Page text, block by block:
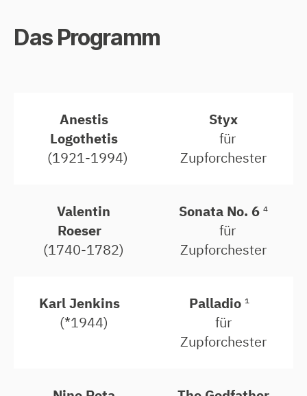
Das Programm
Anestis
Logothetis
(1921-1994)
Styx
für
Zupforchester
Valentin
Roeser
(1740-1782)
Sonata No. 6⁴
für
Zupforchester
Karl Jenkins
(*1944)
Palladio ¹
für
Zupforchester